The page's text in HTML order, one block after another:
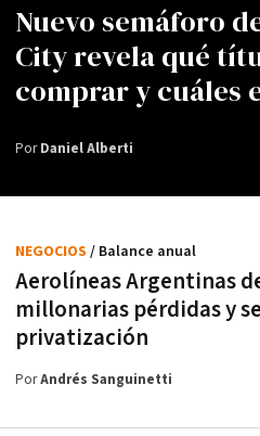
Nuevo semáforo
City revela qué
comprar y cuáles
PorDaniel Alberti
Aerolíneas Argentinas
millonarias pérdidas y
privatización
NEGOCIOS / Balance anual
PorAndrés Sanguinetti